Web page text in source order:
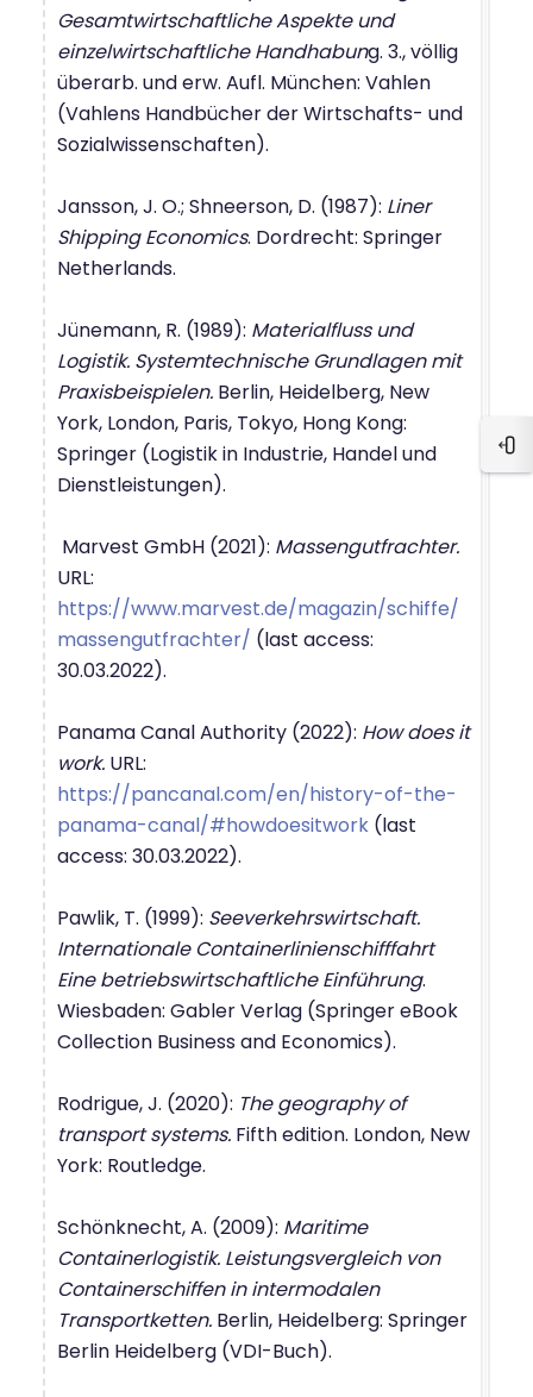
Gesamtwirtschaftliche Aspekte und
einzelwirtschaftliche Handhabung. 3., völlig
überarb. und erw. Aufl. München: Vahlen
(Vahlens Handbücher der Wirtschafts- und
Sozialwissenschaften).
Jansson, J. O.; Shneerson, D. (1987): Liner
Shipping Economics. Dordrecht: Springer
Netherlands.
Jünemann, R. (1989): Materialfluss und
Logistik. Systemtechnische Grundlagen mit
Praxisbeispielen. Berlin, Heidelberg, New
York, London, Paris, Tokyo, Hong Kong:
Springer (Logistik in Industrie, Handel und
Dienstleistungen).
Marvest GmbH (2021): Massengutfrachter.
URL:
https://www.marvest.de/magazin/schiffe/
massengutfrachter/ (last access:
30.03.2022).
Panama Canal Authority (2022): How does it
work. URL:
https://pancanal.com/en/history-of-the-
panama-canal/#howdoesitwork (last
access: 30.03.2022).
Pawlik, T. (1999): Seeverkehrswirtschaft.
Internationale Containerlinienschifffahrt
Eine betriebswirtschaftliche Einführung.
Wiesbaden: Gabler Verlag (Springer eBook
Collection Business and Economics).
Rodrigue, J. (2020): The geography of
transport systems. Fifth edition. London, New
York: Routledge.
Schönknecht, A. (2009): Maritime
Containerlogistik. Leistungsvergleich von
Containerschiffen in intermodalen
Transportketten. Berlin, Heidelberg: Springer
Berlin Heidelberg (VDI-Buch).